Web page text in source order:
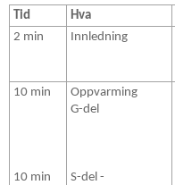
Tid Hva
2 min
Innledning
10 min
10 min
Oppvarming
G-del
S-del -